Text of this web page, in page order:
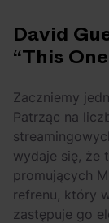
David
“This
Zaczniemy
Patrząc na
wydaje się, że
promujących
refrenu, który
zastępuje go